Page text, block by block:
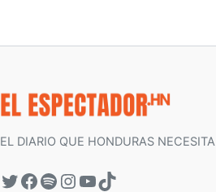
EL DIARIO QUE HONDURAS NECESITA